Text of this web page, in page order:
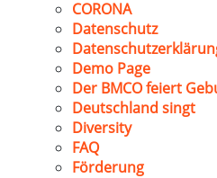
CORONA
Datenschutz
Demo Page
Der BMCO feiert
Deutschland singt
Diversity
FAQ
Förderung